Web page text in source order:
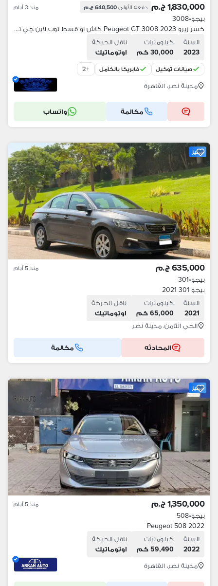
1,830,000 ج.م دفعة الأولى 640,500 ج.م منذ 3 أيام
بيجو•
3008
كسر زيرو Peugeot GT 3008 2023 كاش او قسط توب لاين چي تي لاين حاله شاذه
السنة
2023
كيلومترات
30,000 كم
ناقل الحركة
اوتوماتيك
صيانات توكيل فابريكا بالكامل +
2
مدينة نصر، القاهرة
مكالمة واتساب
مميز
635,000 ج.م منذ 5 أيام
بيجو•
301
بيجو 301 2021
السنة
2021
كيلومترات
65,000 كم
ناقل الحركة
اوتوماتيك
الحي الثامن، مدينة نصر
المحادثه مكالمة
مميز
1,350,000 ج.م منذ 5 أيام
بيجو•
508
Peugeot 508 2022
السنة
2022
كيلومترات
59,490 كم
ناقل الحركة
اوتوماتيك
مدينة نصر، القاهرة